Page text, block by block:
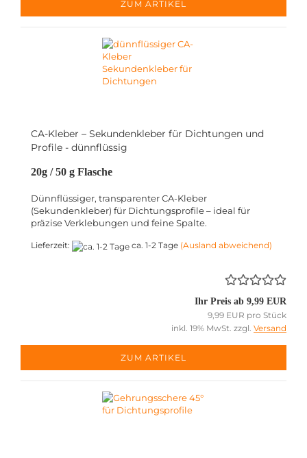
ZUM ARTIKEL
CA-Kleber – Sekundenkleber für Dichtungen und
Profile - dünnflüssig
20g / 50 g Flasche
Dünnflüssiger, transparenter CA-Kleber
(Sekundenkleber) für Dichtungsprofile – ideal für
präzise Verklebungen und feine Spalte.
Lieferzeit: ca. 1-2 Tage (Ausland abweichend)
Ihr Preis ab 9,99 EUR
9,99 EUR pro Stück
inkl. 19% MwSt. zzgl. Versand
ZUM ARTIKEL